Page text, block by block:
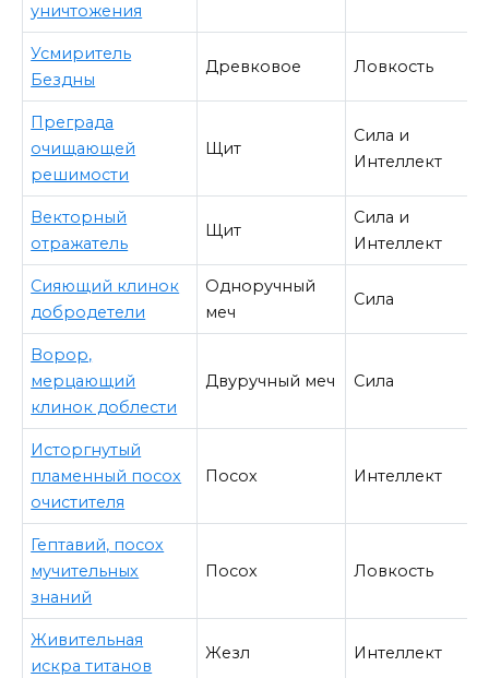
уничтожения
Усмиритель
Бездны
Древковое Ловкость
Преграда
очищающей
решимости
Щит
Сила и
Интеллект
Векторный
отражатель
Щит
Сила и
Интеллект
Сияющий клинок
добродетели
Одноручный
меч
Сила
Ворор,
мерцающий
клинок доблести
Двуручный меч Сила
Исторгнутый
пламенный посох
очистителя
Посох Интеллект
Гептавий, посох
мучительных
знаний
Посох Ловкость
Живительная
искра титанов
Жезл Интеллект